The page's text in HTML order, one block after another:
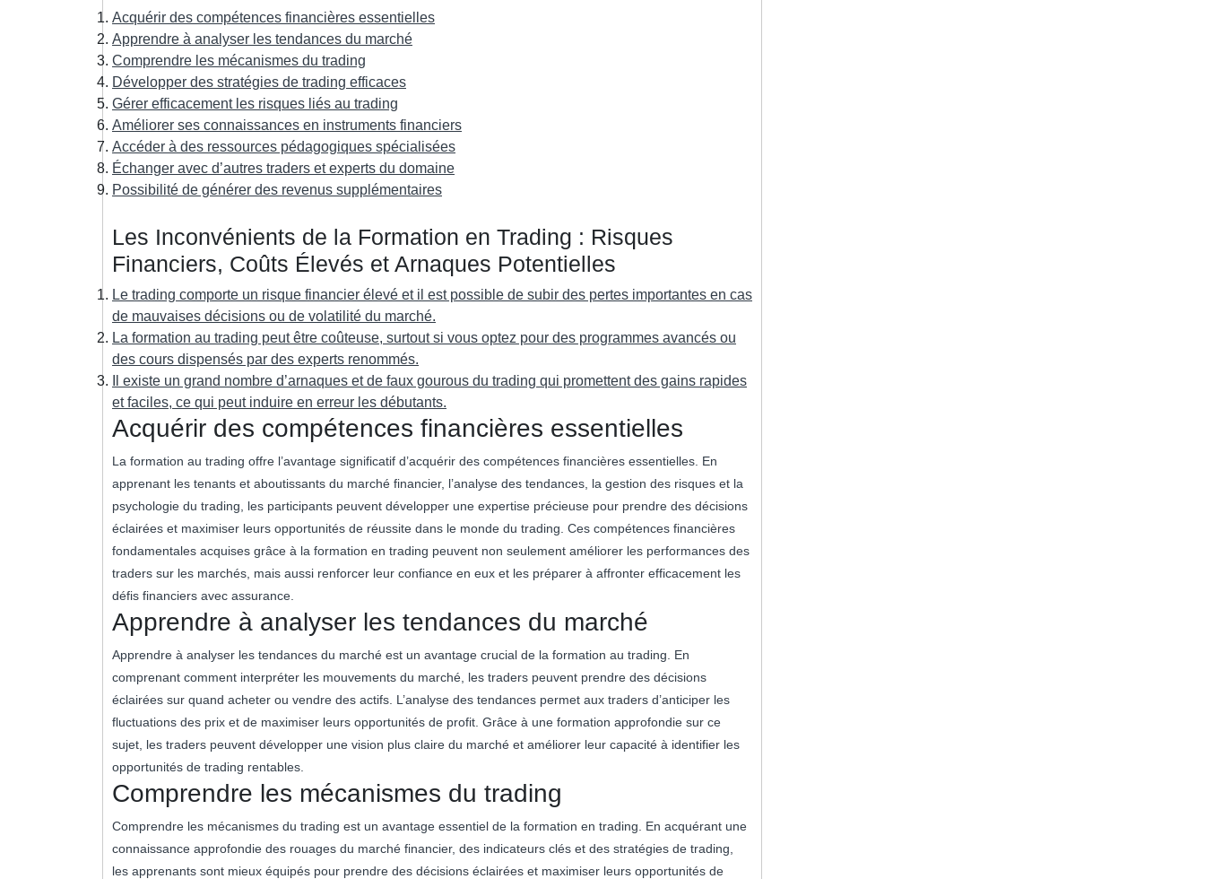
Acquérir des compétences financières essentielles
Apprendre à analyser les tendances du marché
Comprendre les mécanismes du trading
Développer des stratégies de trading efficaces
Gérer efficacement les risques liés au trading
Améliorer ses connaissances en instruments financiers
Accéder à des ressources pédagogiques spécialisées
Échanger avec d’autres traders et experts du domaine
Possibilité de générer des revenus supplémentaires
Les Inconvénients de la Formation en Trading : Risques
Financiers, Coûts Élevés et Arnaques Potentielles
Le trading comporte un risque financier élevé et il est possible de subir des pertes importantes en cas
de mauvaises décisions ou de volatilité du marché.
La formation au trading peut être coûteuse, surtout si vous optez pour des programmes avancés ou
des cours dispensés par des experts renommés.
Il existe un grand nombre d’arnaques et de faux gourous du trading qui promettent des gains rapides
et faciles, ce qui peut induire en erreur les débutants.
Acquérir des compétences financières essentielles
La formation au trading offre l’avantage significatif d’acquérir des compétences financières essentielles. En
apprenant les tenants et aboutissants du marché financier, l’analyse des tendances, la gestion des risques et la
psychologie du trading, les participants peuvent développer une expertise précieuse pour prendre des décisions
éclairées et maximiser leurs opportunités de réussite dans le monde du trading. Ces compétences financières
fondamentales acquises grâce à la formation en trading peuvent non seulement améliorer les performances des
traders sur les marchés, mais aussi renforcer leur confiance en eux et les préparer à affronter efficacement les
défis financiers avec assurance.
Apprendre à analyser les tendances du marché
Apprendre à analyser les tendances du marché est un avantage crucial de la formation au trading. En
comprenant comment interpréter les mouvements du marché, les traders peuvent prendre des décisions
éclairées sur quand acheter ou vendre des actifs. L’analyse des tendances permet aux traders d’anticiper les
fluctuations des prix et de maximiser leurs opportunités de profit. Grâce à une formation approfondie sur ce
sujet, les traders peuvent développer une vision plus claire du marché et améliorer leur capacité à identifier les
opportunités de trading rentables.
Comprendre les mécanismes du trading
Comprendre les mécanismes du trading est un avantage essentiel de la formation en trading. En acquérant une
connaissance approfondie des rouages du marché financier, des indicateurs clés et des stratégies de trading,
les apprenants sont mieux équipés pour prendre des décisions éclairées et maximiser leurs opportunités de